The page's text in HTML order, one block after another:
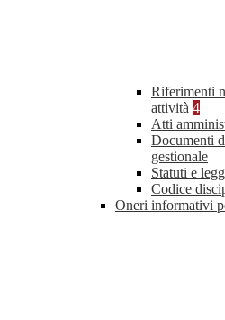
Riferimenti
attività 4
Atti
Documenti
gestionale
Statuti e
Codice
Oneri informativi